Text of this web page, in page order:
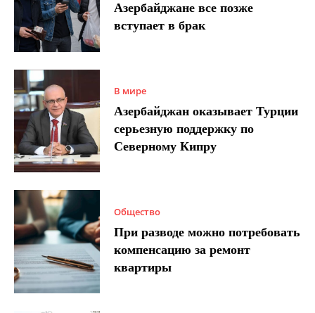
Азербайджане все позже
вступает в брак
В мире
Азербайджан оказывает Турции
серьезную поддержку по
Северному Кипру
Общество
При разводе можно потребовать
компенсацию за ремонт
квартиры